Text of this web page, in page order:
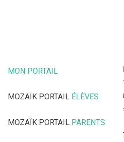
MON PORTAIL(CE LIEN OUVRE
MOZAÏK PORTAIL ÉLÈVES (CE
MOZAÏK PORTAIL PARENTS